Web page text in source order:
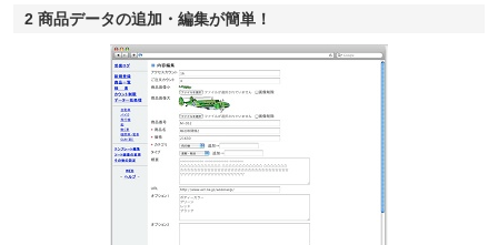
2 商品データの追加・編集が簡単！